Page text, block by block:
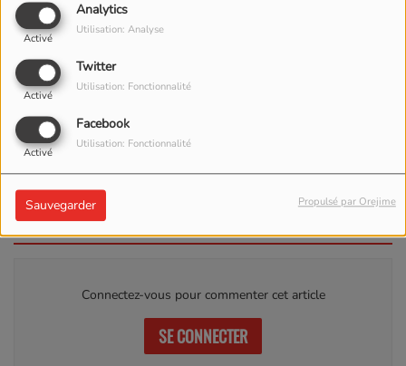
Analytics
Activé
Utilisation: Analyse
Twitter
Activé
Utilisation: Fonctionnalité
Facebook
Activé
Utilisation: Fonctionnalité
Sauvegarder Propulsé par Orejime
ÉCOUTER LE PODCAST
Commentaires(0)
Connectez-vous pour commenter cet article
SE CONNECTER